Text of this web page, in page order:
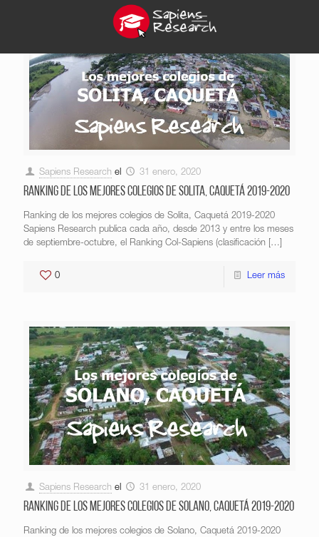
Sapiens Research el 31 enero, 2020
Ranking de los mejores colegios de Solita, Caquetá 2019-2020
Ranking de los mejores colegios de Solita, Caquetá 2019-2020
Sapiens Research publica cada año, desde 2013 y entre los meses
de septiembre-octubre, el Ranking Col-Sapiens (clasificación […]
0 Leer más
Sapiens Research el 31 enero, 2020
Ranking de los mejores colegios de Solano, Caquetá 2019-2020
Ranking de los mejores colegios de Solano, Caquetá 2019-2020